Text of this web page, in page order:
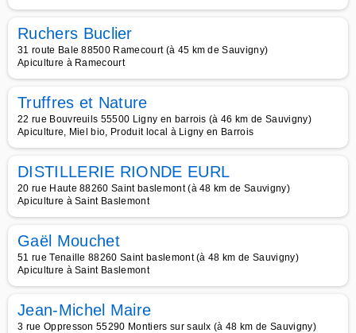
Ruchers Buclier
31 route Bale 88500 Ramecourt (à 45 km de Sauvigny)
Apiculture à Ramecourt
Truffres et Nature
22 rue Bouvreuils 55500 Ligny en barrois (à 46 km de Sauvigny)
Apiculture, Miel bio, Produit local à Ligny en Barrois
DISTILLERIE RIONDE EURL
20 rue Haute 88260 Saint baslemont (à 48 km de Sauvigny)
Apiculture à Saint Baslemont
Gaël Mouchet
51 rue Tenaille 88260 Saint baslemont (à 48 km de Sauvigny)
Apiculture à Saint Baslemont
Jean-Michel Maire
3 rue Oppresson 55290 Montiers sur saulx (à 48 km de Sauvigny)